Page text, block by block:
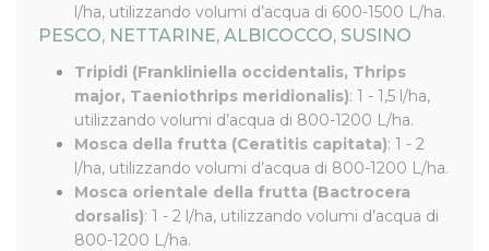
l/ha, utilizzando volumi d’acqua di 600-1500 L/ha.
PESCO, NETTARINE, ALBICOCCO, SUSINO
Tripidi (Frankliniella occidentalis, Thrips
major, Taeniothrips meridionalis): 1 - 1,5 l/ha,
utilizzando volumi d’acqua di 800-1200 L/ha.
Mosca della frutta (Ceratitis capitata): 1 - 2
l/ha, utilizzando volumi d’acqua di 800-1200 L/ha.
Mosca orientale della frutta (Bactrocera
dorsalis): 1 - 2 l/ha, utilizzando volumi d’acqua di
800-1200 L/ha.